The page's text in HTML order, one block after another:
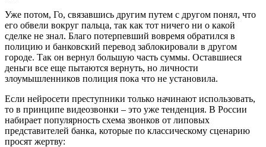
Уже потом, Го, связавшись другим путем с другом понял, что
его обвели вокруг пальца, так как тот ничего ни о какой
сделке не знал. Благо потерпевший вовремя обратился в
полицию и банковский перевод заблокировали в другом
городе. Так он вернул большую часть суммы. Оставшиеся
деньги все еще пытаются вернуть, но личности
злоумышленников полиция пока что не установила.
Если нейросети преступники только начинают использовать,
то в принципе видеозвонки – это уже тенденция. В России
набирает популярность схема звонков от липовых
представителей банка, которые по классическому сценарию
просят жертву: